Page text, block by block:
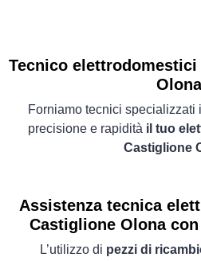
Tecnico
Olona
Forniamo tecnici specializzati
precisione e rapidità il tuo
Castiglione
Assistenza tecnica
Castiglione Olona
L’utilizzo di pezzi di